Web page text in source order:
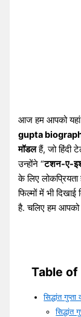
आज हम आपको
gupta
मॉडलहैं, जो हिंदी
उन्होंने “टशन-ए-
के लिए लोकप्रियता
फिल्मों में भी
है. चलिए हम आपको
Table
सिद्धांत